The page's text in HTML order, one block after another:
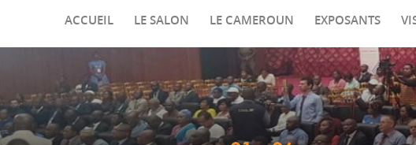
ACCUEIL LE SALON LE CAMEROUN EXPOSANTS